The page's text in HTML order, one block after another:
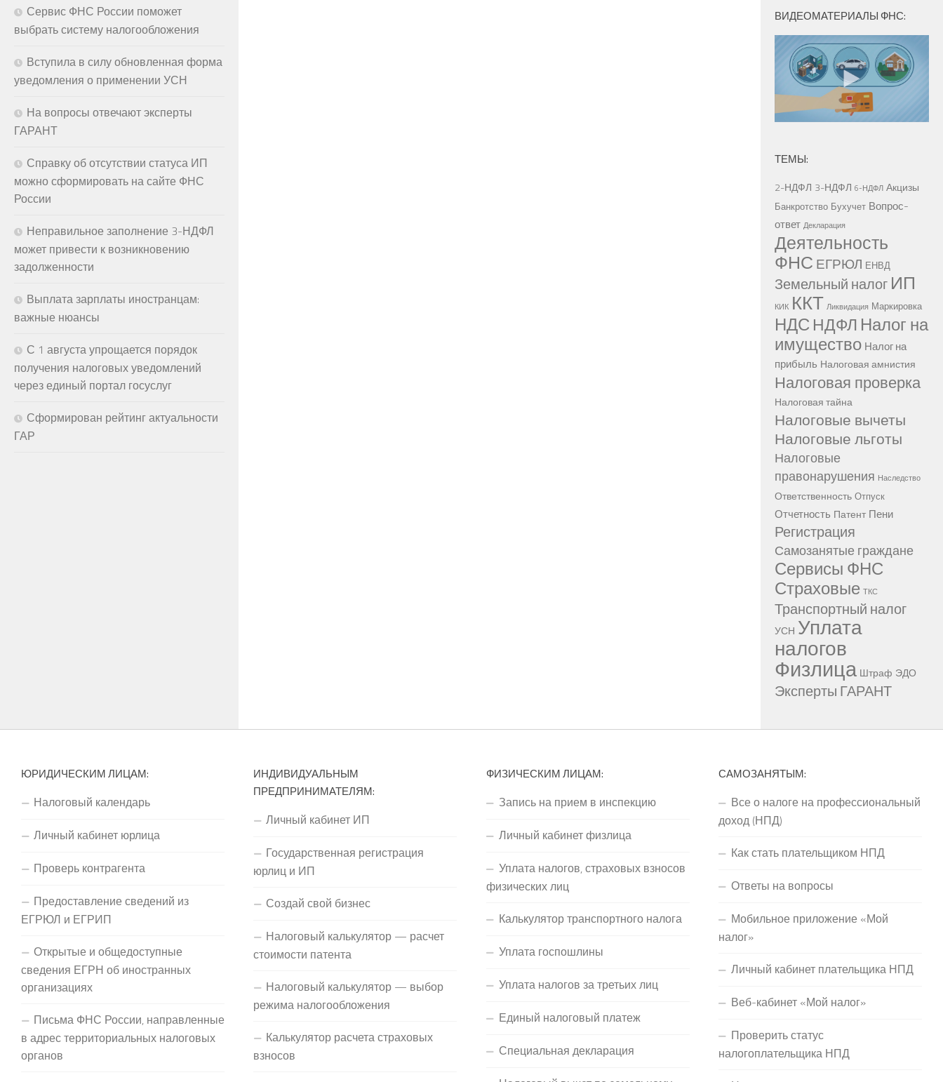
Сервис ФНС России поможет
выбрать систему налогообложения
Вступила в силу обновленная форма
уведомления о применении УСН
На вопросы отвечают эксперты
ГАРАНТ
Справку об отсутствии статуса ИП
можно сформировать на сайте ФНС
России
Неправильное заполнение 3-НДФЛ
может привести к возникновению
задолженности
Выплата зарплаты иностранцам:
важные нюансы
С 1 августа упрощается порядок
получения налоговых уведомлений
через единый портал госуслуг
Сформирован рейтинг актуальности
ГАР
ВИДЕОМАТЕРИАЛЫ ФНС:
ТЕМЫ:
2-НДФЛ 3-НДФЛ 6-НДФЛ Акцизы
Банкротство Бухучет Вопрос-
ответ Декларация
Деятельность
ФНС ЕГРЮЛ ЕНВД
Земельный налог ИП
КИК ККТ Ликвидация Маркировка
НДС НДФЛ Налог на
имущество Налог на
прибыль Налоговая амнистия
Налоговая проверка
Налоговая тайна
Налоговые вычеты
Налоговые льготы
Налоговые
правонарушения Наследство
Ответственность Отпуск
Отчетность Патент Пени
Регистрация
Самозанятые граждане
Сервисы ФНС
Страховые ТКС
Транспортный налог
УСН Уплата
налогов
Физлица Штраф ЭДО
Эксперты ГАРАНТ
ЮРИДИЧЕСКИМ ЛИЦАМ:
Налоговый календарь
Личный кабинет юрлица
Проверь контрагента
Предоставление сведений из
ЕГРЮЛ и ЕГРИП
Открытые и общедоступные
сведения ЕГРН об иностранных
организациях
Письма ФНС России, направленные
в адрес территориальных налоговых
органов
ИНДИВИДУАЛЬНЫМ
ПРЕДПРИНИМАТЕЛЯМ:
Личный кабинет ИП
Государственная регистрация
юрлиц и ИП
Создай свой бизнес
Налоговый калькулятор — расчет
стоимости патента
Налоговый калькулятор — выбор
режима налогообложения
Калькулятор расчета страховых
взносов
ФИЗИЧЕСКИМ ЛИЦАМ:
Запись на прием в инспекцию
Личный кабинет физлица
Уплата налогов, страховых взносов
физических лиц
Калькулятор транспортного налога
Уплата госпошлины
Уплата налогов за третьих лиц
Единый налоговый платеж
Специальная декларация
САМОЗАНЯТЫМ:
Все о налоге на профессиональный
доход (НПД)
Как стать плательщиком НПД
Ответы на вопросы
Мобильное приложение «Мой
налог»
Личный кабинет плательщика НПД
Веб-кабинет «Мой налог»
Проверить статус
налогоплательщика НПД